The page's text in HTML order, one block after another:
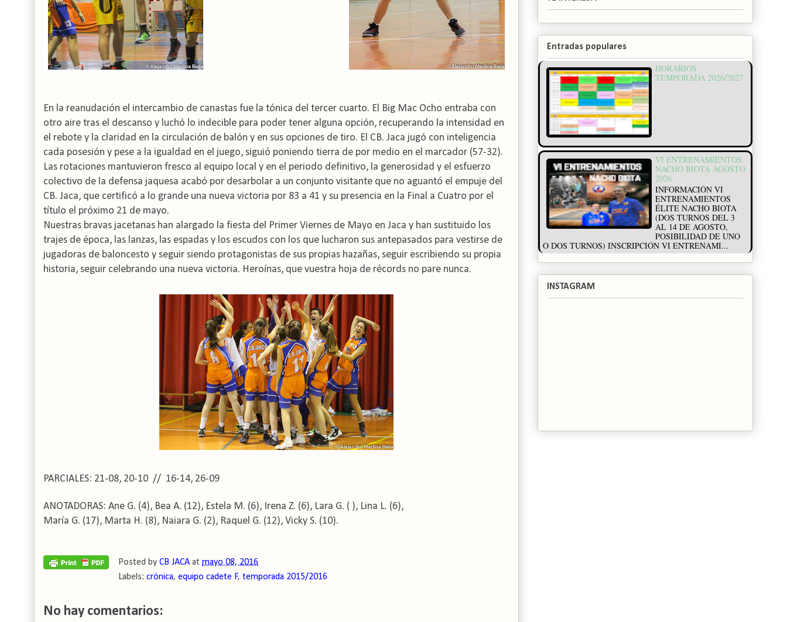
En la reanudación el intercambio de canastas fue la tónica del tercer cuarto. El Big Mac Ocho entraba con
otro aire tras el descanso y luchó lo indecible para poder tener alguna opción, recuperando la intensidad en
el rebote y la claridad en la circulación de balón y en sus opciones de tiro. El CB. Jaca jugó con inteligencia
cada posesión y pese a la igualdad en el juego, siguió poniendo tierra de por medio en el marcador (57-32).
Las rotaciones mantuvieron fresco al equipo local y en el periodo definitivo, la generosidad y el esfuerzo
colectivo de la defensa jaquesa acabó por desarbolar a un conjunto visitante que no aguantó el empuje del
CB. Jaca, que certificó a lo grande una nueva victoria por 83 a 41 y su presencia en la Final a Cuatro por el
título el próximo 21 de mayo.
Nuestras bravas jacetanas han alargado la fiesta del Primer Viernes de Mayo en Jaca y han sustituido los
trajes de época, las lanzas, las espadas y los escudos con los que lucharon sus antepasados para vestirse de
jugadoras de baloncesto y seguir siendo protagonistas de sus propias hazañas, seguir escribiendo su propia
historia, seguir celebrando una nueva victoria. Heroínas, que vuestra hoja de récords no pare nunca.
PARCIALES: 21-08, 20-10 // 16-14, 26-09
ANOTADORAS: Ane G. (4), Bea A. (12), Estela M. (6), Irena Z. (6), Lara G. ( ), Lina L. (6),
María G. (17), Marta H. (8), Naiara G. (2), Raquel G. (12), Vicky S. (10).
Posted by CB JACA at mayo 08, 2016
Labels: crónica, equipo cadete F, temporada 2015/2016
No hay comentarios:
Entradas populares
HORARIOS
TEMPORADA 2026/2027
VI ENTRENAMIENTOS
NACHO BIOTA AGOSTO
2026
INFORMACIÓN VI
ENTRENAMIENTOS
ÉLITE NACHO BIOTA
(DOS TURNOS DEL 3
AL 14 DE AGOSTO,
POSIBILIDAD DE UNO
O DOS TURNOS) INSCRIPCIÓN VI ENTRENAMI...
INSTAGRAM